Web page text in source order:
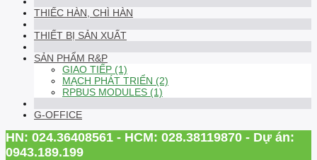
THIẾC HÀN, CHÌ HÀN
THIẾT BỊ SẢN XUẤT
SẢN PHẨM R&P
GIAO TIẾP (1)
MẠCH PHÁT TRIỂN (2)
RPBUS MODULES (1)
G-OFFICE
HN: 024.36408561 - HCM: 028.38119870 - Dự án:
0943.189.199